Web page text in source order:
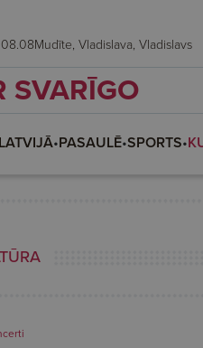
Mudīte, Vladislava, Vladislavs
SVARĪGO
LATVIJĀ•PASAULĒ•SPORTS•